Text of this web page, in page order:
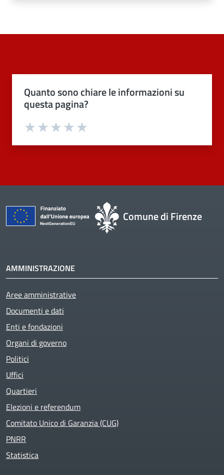
Quanto sono chiare le informazioni su
questa pagina?
Valuta 4 stelle su 5
Valuta 3 stelle su 5
Valuta 2 stelle su 5
Valuta 1 stelle su 5
Comune di Firenze
AMMINISTRAZIONE
Aree amministrative
Documenti e dati
Enti e fondazioni
Organi di governo
Politici
Uffici
Quartieri
Elezioni e referendum
Comitato Unico di Garanzia (CUG)
PNRR
Statistica